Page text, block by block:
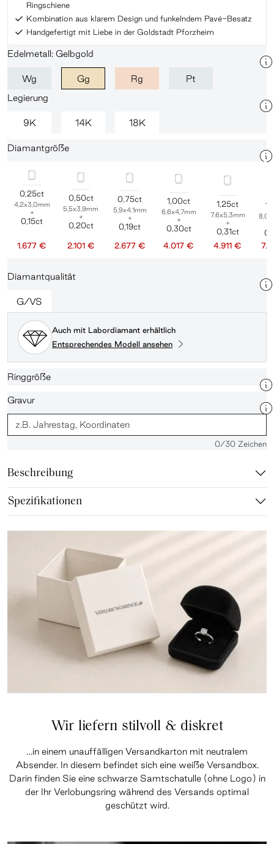
Ringschiene
Kombination aus klarem Design und funkelndem Pavé-Besatz
Handgefertigt mit Liebe in der Goldstadt Pforzheim
Edelmetall: Gelbgold
Wg Gg Rg
Pt
Legierung
9K 14K 18K
Diamantgröße
0,25ct
4,2x3,0mm
+
0,15ct
1.677 €
0,50ct
5,5x3,9mm
+
0,20ct
2.101 €
0,75ct
5,9x4,1mm
+
0,19ct
2.677 €
1,00ct
6,6x4,7mm
+
0,30ct
4.017 €
1,25ct
7,6x5,3mm
+
0,31ct
4.911 €
Diamantqualität
G/VS
Auch mit Labordiamant erhältlich
Entsprechendes Modell ansehen
Ringgröße
Gravur
0/30 Zeichen
Beschreibung
Spezifikationen
Wir liefern stilvoll & diskret
…in einem unauffälligen Versandkarton mit neutralem
Absender. In diesem befindet sich eine weiße Versandbox.
Darin finden Sie eine schwarze Samtschatulle (ohne Logo) in
der Ihr Verlobungsring während des Versands optimal
geschützt wird.